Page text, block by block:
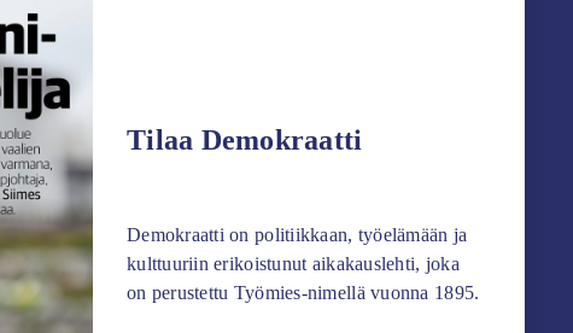
Tilaa Demokraatti
Demokraatti on politiikkaan, työelämään ja
kulttuuriin erikoistunut aikakauslehti, joka
on perustettu Työmies-nimellä vuonna 1895.